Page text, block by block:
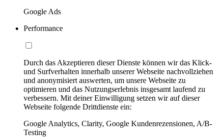
Google Ads
Performance
Durch das Akzeptieren dieser Dienste können wir das Klick-
und Surfverhalten innerhalb unserer Webseite nachvollziehen
und anonymisiert auswerten, um unsere Webseite zu
optimieren und das Nutzungserlebnis insgesamt laufend zu
verbessern. Mit deiner Einwilligung setzen wir auf dieser
Webseite folgende Drittdienste ein:
Google Analytics, Clarity, Google Kundenrezensionen, A/B-
Testing